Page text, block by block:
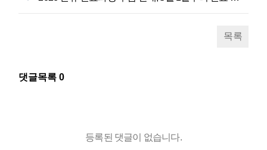
목록
댓글목록0
등록된 댓글이 없습니다.